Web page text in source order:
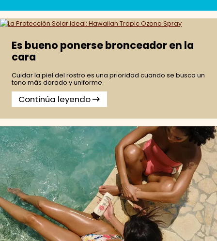
Es bueno ponerse bronceador en la
cara
Cuidar la piel del rostro es una prioridad cuando se busca un
tono más dorado y uniforme.
Continúa leyendo